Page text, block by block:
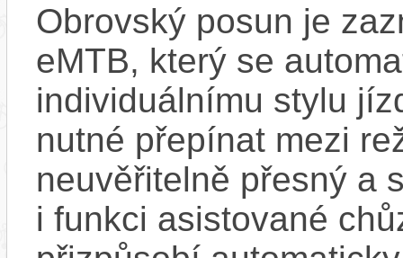
Obrovský posun je
eMTB, který se
individuálnímu stylu
nutné přepínat mezi
neuvěřitelně přesný a
i funkci asistované